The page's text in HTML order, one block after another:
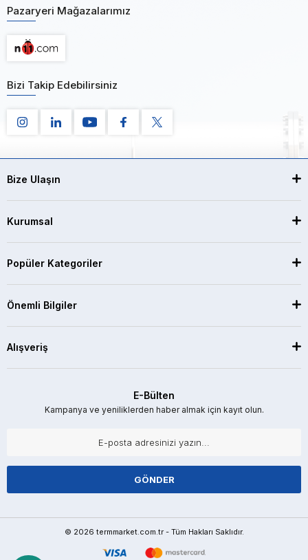
Pazaryeri Mağazalarımız
Bizi Takip Edebilirsiniz
Bize Ulaşın
Kurumsal
Popüler Kategoriler
Önemli Bilgiler
Alışveriş
E-Bülten
Kampanya ve yeniliklerden haber almak için kayıt olun.
GÖNDER
© 2026 termmarket.com.tr - Tüm Hakları Saklıdır.